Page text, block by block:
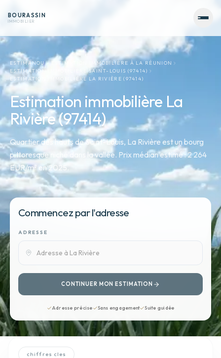
BOURASSIN
IMMOBILIER
ESTIMANOU - ESTIMATION IMMOBILIÈRE À LA RÉUNION
ESTIMATION IMMOBILIÈRE SAINT-LOUIS (97414)
ESTIMATION IMMOBILIÈRE LA RIVIÈRE (97414)
Estimation immobilière La
Rivière (97414)
Quartier des hauts de Saint-Louis, La Rivière est un bourg
pittoresque niché dans la vallée. Prix médian estimé : 2 264
EUR/m² en 2025.
Commencez par l'adresse
ADRESSE
CONTINUER MON ESTIMATION
Adresse précise Sans engagement Suite guidée
chiffres cles